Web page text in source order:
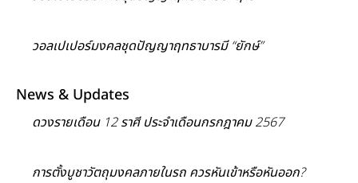
วอลเปเปอร์มงคลชุดปัญญาฤทธาบารมี “ยักษ์”
News & Updates
ดวงรายเดือน 12 ราศี ประจำเดือนกรกฎาคม 2567
การตั้งบูชาวัตถุมงคลภายในรถ ควรหันเข้าหรือหันออก?